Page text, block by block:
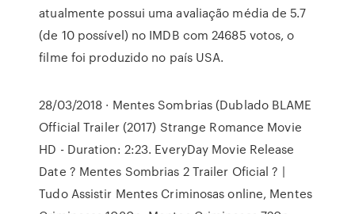
atualmente possui uma avaliação média de 5.7
(de 10 possível) no IMDB com 24685 votos, o
filme foi produzido no país USA.
28/03/2018 · Mentes Sombrias (Dublado BLAME
Official Trailer (2017) Strange Romance Movie
HD - Duration: 2:23. EveryDay Movie Release
Date ? Mentes Sombrias 2 Trailer Oficial ? |
Tudo Assistir Mentes Criminosas online, Mentes